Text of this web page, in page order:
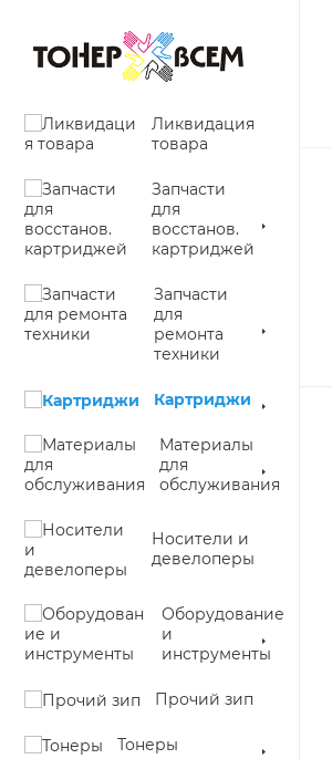
Ликвидация
товара
Запчасти
для
восстанов.
картриджей
Запчасти
для
ремонта
техники
Картриджи
Материалы
для
обслуживания
Носители и
девелоперы
Оборудование
и
инструменты
Прочий зип
Тонеры